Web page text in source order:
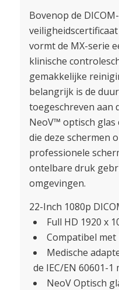
Bovenop de
vormt de MX-serie
klinische
gemakkelijke
belangrijk is de
toegeschreven aan
NeoV™ optisch
die deze schermen
professionele
ontelbare druk
omgevingen.
22-Inch 1080p
Full HD 1920 x
Compatibel met
Medische
de IEC/EN 60601-1
NeoV Optisch